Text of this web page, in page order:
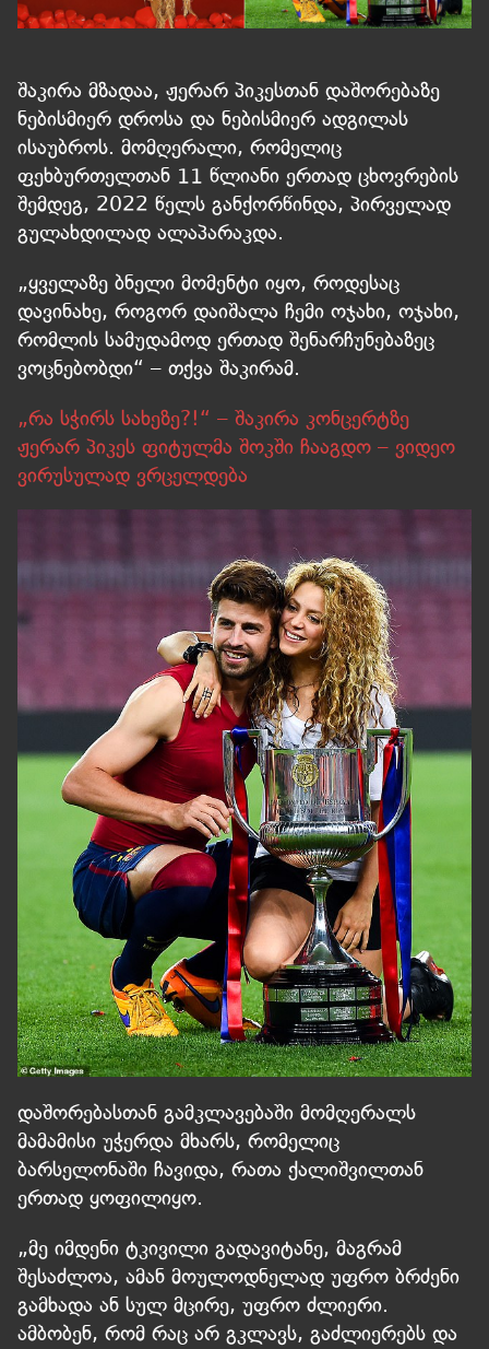
შაკირა მზადაა, ჟერარ პიკესთან დაშორებაზე
ნებისმიერ დროსა და ნებისმიერ ადგილას
ისაუბროს. მომღერალი, რომელიც
ფეხბურთელთან 11 წლიანი ერთად ცხოვრების
შემდეგ, 2022 წელს განქორწინდა, პირველად
გულახდილად ალაპარაკდა.
„ყველაზე ბნელი მომენტი იყო, როდესაც
დავინახე, როგორ დაიშალა ჩემი ოჯახი, ოჯახი,
რომლის სამუდამოდ ერთად შენარჩუნებაზეც
ვოცნებობდი“ – თქვა შაკირამ.
„რა სჭირს სახეზე?!“ – შაკირა კონცერტზე
ჟერარ პიკეს ფიტულმა შოკში ჩააგდო – ვიდეო
ვირუსულად ვრცელდება
დაშორებასთან გამკლავებაში მომღერალს
მამამისი უჭერდა მხარს, რომელიც
ბარსელონაში ჩავიდა, რათა ქალიშვილთან
ერთად ყოფილიყო.
„მე იმდენი ტკივილი გადავიტანე, მაგრამ
შესაძლოა, ამან მოულოდნელად უფრო ბრძენი
გამხადა ან სულ მცირე, უფრო ძლიერი.
ამბობენ, რომ რაც არ გკლავს, გაძლიერებს და